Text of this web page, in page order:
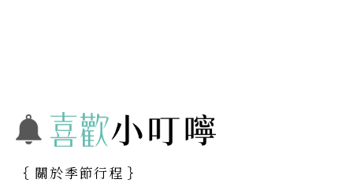
｛ 關於季節行程 ｝